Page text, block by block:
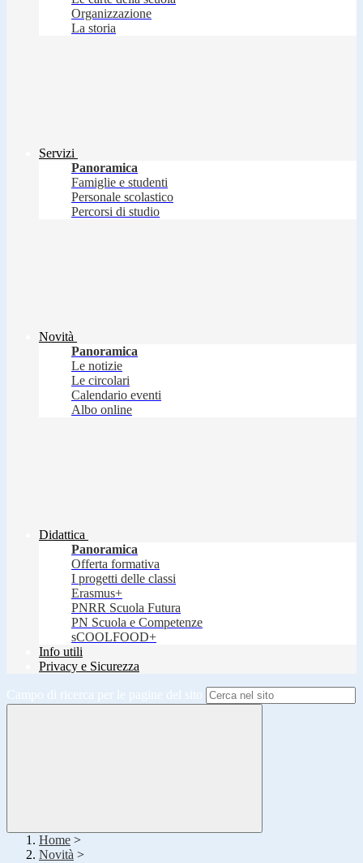
Organizzazione
La storia
Servizi
Panoramica
Famiglie e studenti
Personale scolastico
Percorsi di studio
Novità
Panoramica
Le notizie
Le circolari
Calendario eventi
Albo online
Didattica
Panoramica
Offerta formativa
I progetti delle classi
Erasmus+
PNRR Scuola Futura
PN Scuola e Competenze
sCOOLFOOD+
Info utili
Privacy e Sicurezza
Campo di ricerca per le pagine del sito
Home >
Novità >